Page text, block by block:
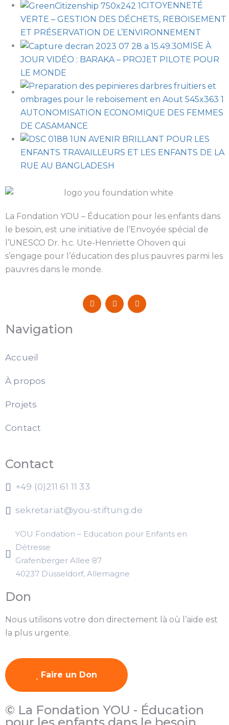
CITOYENNETÉ
VERTE – GESTION DES DÉCHETS, REBOISEMENT
ET PRÉSERVATION DE L’ENVIRONNEMENT
MISE À
JOUR VIDÉO : BARAKA – PROJET PILOTE POUR
LE MONDE
AUTONOMISATION ECONOMIQUE DES FEMMES
DE CASAMANCE
UN AVENIR BRILLANT POUR LES
ENFANTS TRAVAILLEURS ET LES ENFANTS DE LA
RUE AU BANGLADESH
La Fondation YOU – Éducation pour les enfants dans
le besoin, est une initiative de l’Envoyée spécial de
l’UNESCO Dr. h.c. Ute-Henriette Ohoven qui
s’engage pour l’éducation des plus pauvres parmi les
pauvres dans le monde.
Navigation
Accueil
À propos
Projets
Contact
Contact
+49 (0)211 61 11 33
sekretariat@you-stiftung.de
YOU Fondation – Education pour Enfants en
Détresse
Grafenberger Allee 87
40237 Düsseldorf, Allemagne
Don
Nous utilisons votre don directement là où l’aide est
la plus urgente.
Faire un Don
© La Fondation YOU - Éducation